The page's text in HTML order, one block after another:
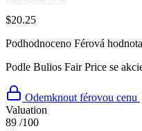
$20.25
Podhodnoceno Férová hodnota
Podle Bulios Fair Price se
Odemknout férovou cenu
Valuation
89 /100